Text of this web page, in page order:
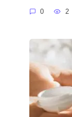
0 2